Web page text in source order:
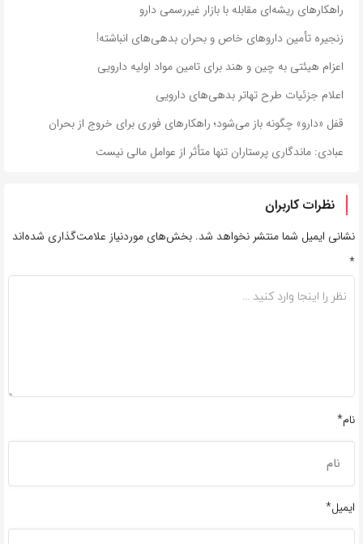
راهکارهای ریشه‌ای مقابله با بازار غیررسمی دارو
زنجیره تأمین داروهای خاص و بحران بدهی‌های انباشته!
اعزام هیئتی به چین و هند برای تامین مواد اولیه دارویی
اعلام جزئیات طرح تهاتر بدهی‌های دارویی
قفل «دارو» چگونه باز می‌شود؛ راهکارهای فوری برای خروج از بحران
عبادی: ماندگاری پرستاران تنها متأثر از عوامل مالی نیست
نظرات کاربران
نشانی ایمیل شما منتشر نخواهد شد. بخش‌های موردنیاز علامت‌گذاری شده‌اند
*
نام*
ایمیل*